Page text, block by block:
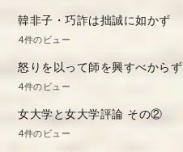
韓非子・巧詐は拙誠に如かず
4件のビュー
怒りを以って師を興すべからず
4件のビュー
女大学と女大学評論 その②
4件のビュー